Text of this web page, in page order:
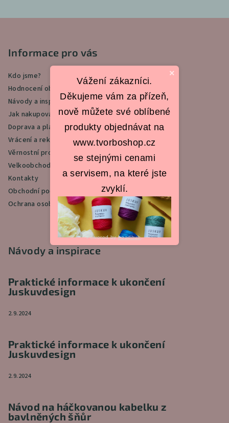
Informace pro vás
Kdo jsme?
Hodnocení obchodu
Návody a inspirace
Jak nakupovat
Doprava a platba
Vrácení a reklamace
Věrnostní program
Velkoobchod
Kontakty
Obchodní podmínky
Ochrana osobních údajů
Návody a inspirace
Praktické informace k ukončení
Juskuvdesign
2.9.2024
Praktické informace k ukončení
Juskuvdesign
2.9.2024
Návod na háčkovanou kabelku z
bavlněných šňůr
×
Vážení zákazníci.
Děkujeme vám za přízeň,
nově můžete své oblíbené
produkty objednávat na
www.tvorboshop.cz
se stejnými cenami
a servisem, na které jste
zvyklí.
Powered by Leadhub.